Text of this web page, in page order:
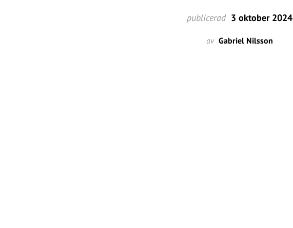
publicerad 3 oktober 2024
av Gabriel Nilsson